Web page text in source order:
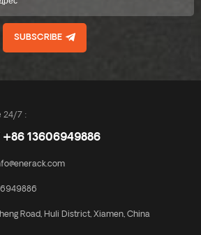
SUBSCRIBE
24/7 :
13606949886
Road, Huli District, Xiamen, China